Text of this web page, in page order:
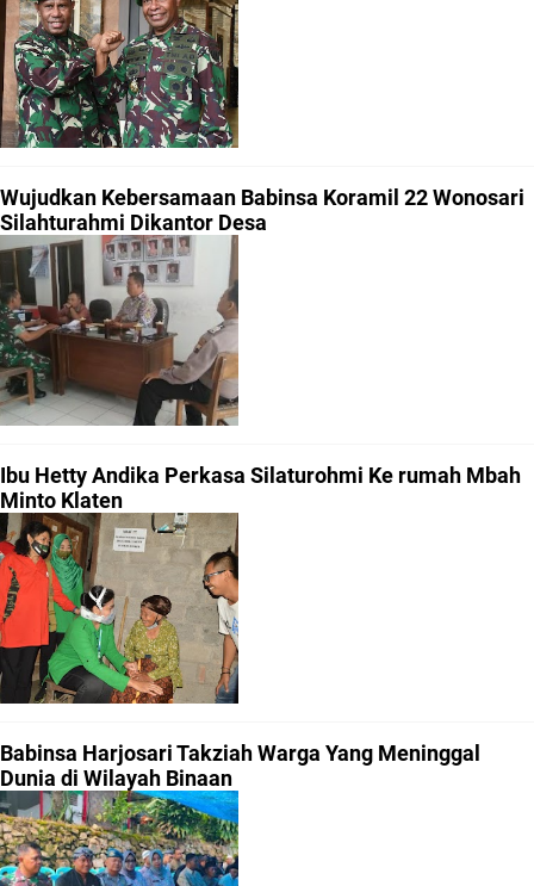
Wujudkan Kebersamaan Babinsa Koramil 22 Wonosari
Silahturahmi Dikantor Desa
Ibu Hetty Andika Perkasa Silaturohmi Ke rumah Mbah
Minto Klaten
Babinsa Harjosari Takziah Warga Yang Meninggal
Dunia di Wilayah Binaan